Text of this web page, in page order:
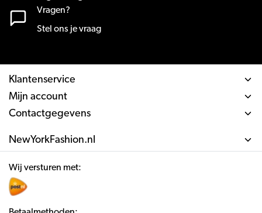
Vragen?
Stel ons je vraag
Klantenservice
Mijn account
Contactgegevens
NewYorkFashion.nl
Wij versturen met: